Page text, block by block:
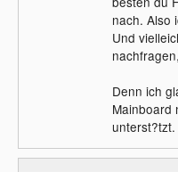
nach. Also
Und
Denn ich
Mainboard
unterst?tzt.